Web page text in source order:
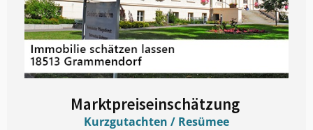
Marktpreiseinschätzung ​
Kurzgutachten / Resümee